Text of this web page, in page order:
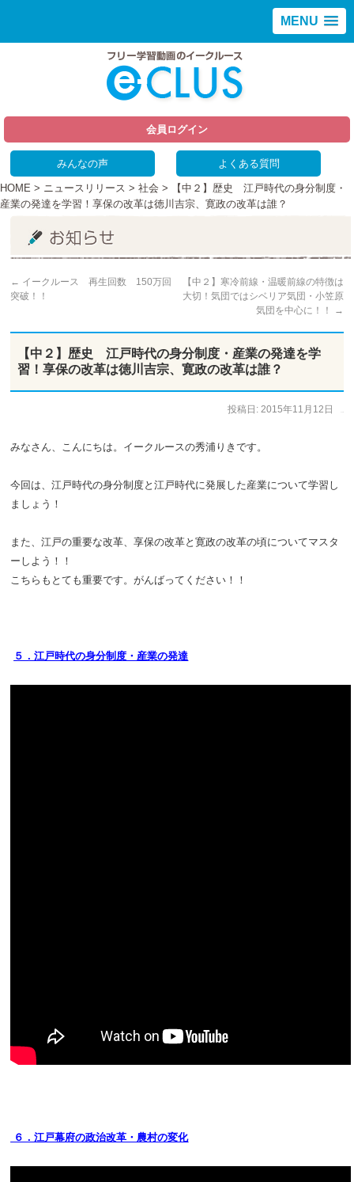
MENU
会員ログイン
みんなの声 よくある質問
HOME > ニュースリリース > 社会 > 【中２】歴史 江戸時代の身分制度・
産業の発達を学習！享保の改革は徳川吉宗、寛政の改革は誰？
← イークルース 再生回数 150万回
突破！！
【中２】寒冷前線・温暖前線の特徴は
大切！気団ではシベリア気団・小笠原
気団を中心に！！
→
【中２】歴史 江戸時代の身分制度・産業の発達を学
習！享保の改革は徳川吉宗、寛政の改革は誰？
投稿日: 2015年11月12日
みなさん、こんにちは。イークルースの秀浦りきです。
今回は、江戸時代の身分制度と江戸時代に発展した産業について学習し
ましょう！
また、江戸の重要な改革、享保の改革と寛政の改革の頃についてマスタ
ーしよう！！
こちらもとても重要です。がんばってください！！
５．江戸時代の身分制度・産業の発達
６．江戸幕府の政治改革・農村の変化